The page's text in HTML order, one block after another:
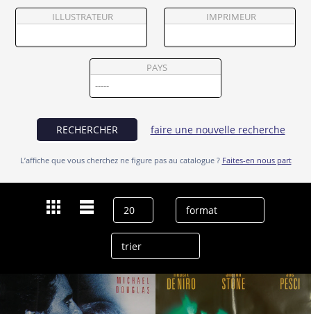
Vendre
ILLUSTRATEUR IMPRIMEUR
PAYS
RECHERCHER faire une nouvelle recherche
L’affiche que vous cherchez ne figure pas au catalogue ? Faites-en nous part